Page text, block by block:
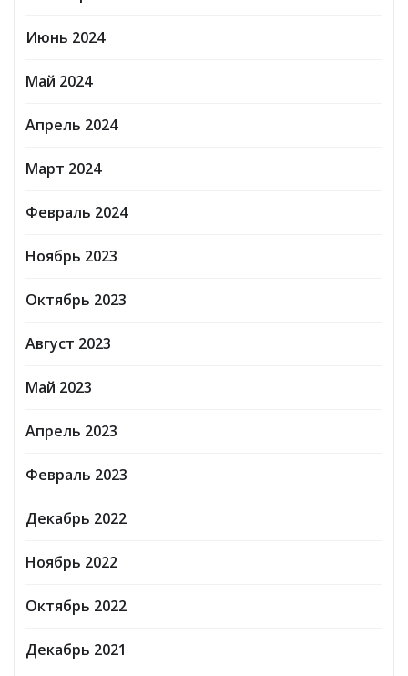
Июнь 2024
Май 2024
Апрель 2024
Март 2024
Февраль 2024
Ноябрь 2023
Октябрь 2023
Август 2023
Май 2023
Апрель 2023
Февраль 2023
Декабрь 2022
Ноябрь 2022
Октябрь 2022
Декабрь 2021